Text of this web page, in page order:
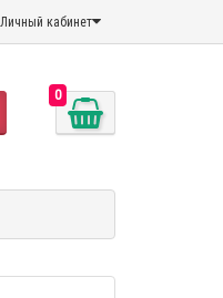
Личный кабинет
0